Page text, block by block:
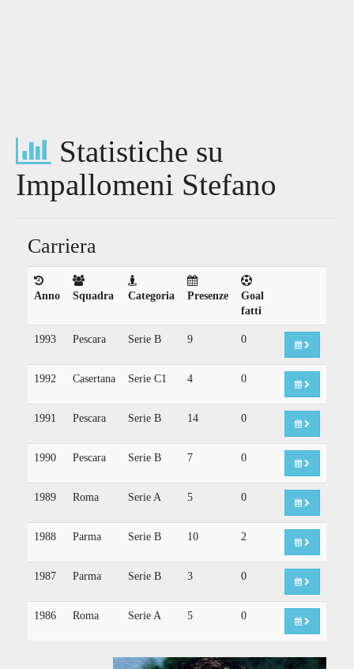
Statistiche su
Impallomeni Stefano
Carriera
Anno Squadra Categoria Presenze
Goal
fatti
1993 Pescara Serie B 9 0
1992 Casertana Serie C1 4 0
1991 Pescara Serie B 14 0
1990 Pescara Serie B 7 0
1989 Roma Serie A 5 0
1988 Parma Serie B 10 2
1987 Parma Serie B 3 0
1986 Roma Serie A 5 0